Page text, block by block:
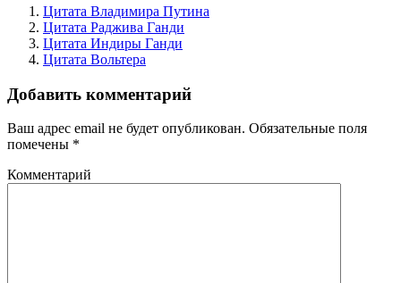
Цитата Владимира Путина
Цитата Раджива Ганди
Цитата Индиры Ганди
Цитата Вольтера
Добавить комментарий
Ваш адрес email не будет опубликован. Обязательные поля
помечены *
Комментарий